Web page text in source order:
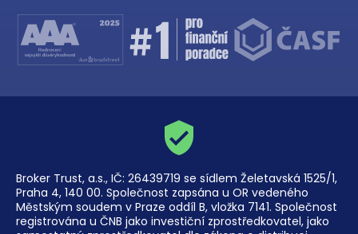
Broker Trust, a.s., IČ: 26439719 se sídlem Želetavská 1525/1,
Praha 4, 140 00. Společnost zapsána u OR vedeného
Městským soudem v Praze oddíl B, vložka 7141. Společnost
registrována u ČNB jako investiční zprostředkovatel, jako